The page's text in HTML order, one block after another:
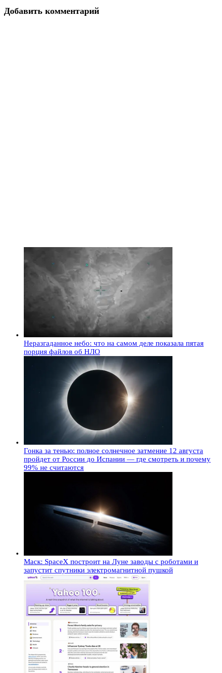
Добавить комментарий
Неразгаданное небо: что на самом деле показала пятая
порция файлов об НЛО
Гонка за тенью: полное солнечное затмение 12 августа
пройдет от России до Испании — где смотреть и почему
99% не считаются
Маск: SpaceX построит на Луне заводы с роботами и
запустит спутники электромагнитной пушкой